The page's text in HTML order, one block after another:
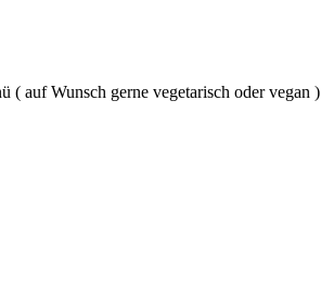
( auf Wunsch gerne vegetarisch oder vegan )